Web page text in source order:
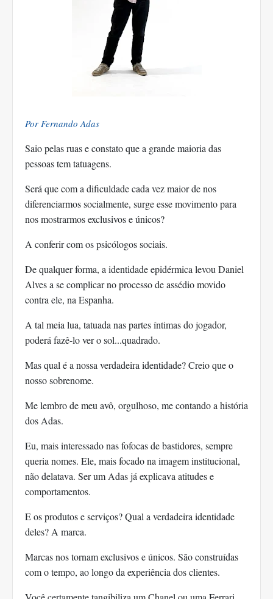
Por Fernando Adas
Saio pelas ruas e constato que a grande maioria das
pessoas tem tatuagens.
Será que com a dificuldade cada vez maior de nos
diferenciarmos socialmente, surge esse movimento para
nos mostrarmos exclusivos e únicos?
A conferir com os psicólogos sociais.
De qualquer forma, a identidade epidérmica levou Daniel
Alves a se complicar no processo de assédio movido
contra ele, na Espanha.
A tal meia lua, tatuada nas partes íntimas do jogador,
poderá fazê-lo ver o sol...quadrado.
Mas qual é a nossa verdadeira identidade? Creio que o
nosso sobrenome.
Me lembro de meu avô, orgulhoso, me contando a história
dos Adas.
Eu, mais interessado nas fofocas de bastidores, sempre
queria nomes. Ele, mais focado na imagem institucional,
não delatava. Ser um Adas já explicava atitudes e
comportamentos.
E os produtos e serviços? Qual a verdadeira identidade
deles? A marca.
Marcas nos tornam exclusivos e únicos. São construídas
com o tempo, ao longo da experiência dos clientes.